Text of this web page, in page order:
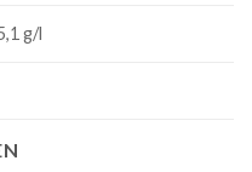
g/l